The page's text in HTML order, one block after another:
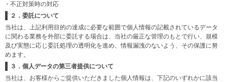
・不正対策時の対応
２．委託について
当社は、上記利用目的の達成に必要な範囲で個人情報の記載されているデータ
に関わる業務を外部に委託する場合は、当社の厳正な管理のもとで行い、規模
及び実態に応じ委託処理の透明化を進め、情報漏洩のないよう、その保護に努
めます。
３．個人データの第三者提供について
当社は、お客様からご提供いただきました個人情報は、下記のいずれかに該当